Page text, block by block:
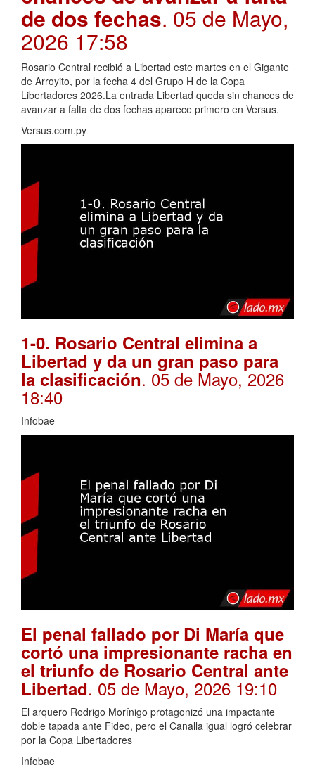
de dos fechas. 05 de Mayo,
2026 17:58
Rosario Central recibió a Libertad este martes en el Gigante
de Arroyito, por la fecha 4 del Grupo H de la Copa
Libertadores 2026.La entrada Libertad queda sin chances de
avanzar a falta de dos fechas aparece primero en Versus.
Versus.com.py
1-0. Rosario Central elimina a
Libertad y da un gran paso para
la clasificación. 05 de Mayo, 2026
18:40
Infobae
El penal fallado por Di María que
cortó una impresionante racha en
el triunfo de Rosario Central ante
Libertad. 05 de Mayo, 2026 19:10
El arquero Rodrigo Morínigo protagonizó una impactante
doble tapada ante Fideo, pero el Canalla igual logró celebrar
por la Copa Libertadores
Infobae